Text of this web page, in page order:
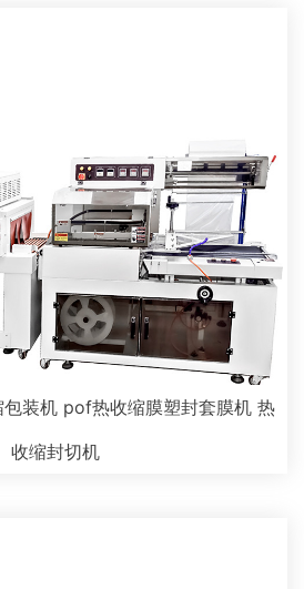
装机 pof热收缩膜塑封套膜机 热
收缩封切机